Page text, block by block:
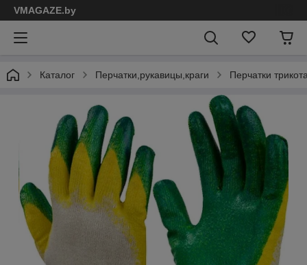
VMAGAZE.by
Каталог Перчатки,рукавицы,краги Перчатки